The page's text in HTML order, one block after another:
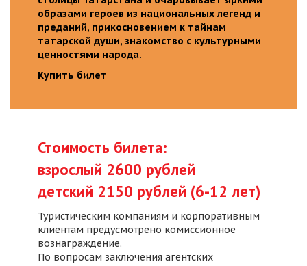
образами героев из национальных легенд и
преданий, прикосновением к тайнам
татарской души, знакомство с культурными
ценностями народа.
Купить билет
Стоимость билета:
взрослый 2600 рублей
детский 2150 рублей (6-12 лет)
Туристическим компаниям и корпоративным
клиентам предусмотрено комиссионное
вознаграждение.
По вопросам заключения агентских